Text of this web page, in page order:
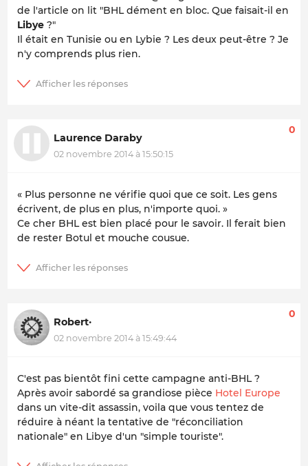
de l'article on lit "BHL dément en bloc. Que faisait-il en
Libye ?"
Il était en Tunisie ou en Lybie ? Les deux peut-être ? Je
n'y comprends plus rien.
Laurence Daraby
02 novembre 2014 à 15:50:15
0
« Plus personne ne vérifie quoi que ce soit. Les gens
écrivent, de plus en plus, n'importe quoi. »
Ce cher BHL est bien placé pour le savoir. Il ferait bien
de rester Botul et mouche cousue.
Robert·
02 novembre 2014 à 15:49:44
0
C'est pas bientôt fini cette campagne anti-BHL ?
Après avoir sabordé sa grandiose pièce Hotel Europe
dans un vite-dit assassin, voila que vous tentez de
réduire à néant la tentative de "réconciliation
nationale" en Libye d'un "simple touriste".